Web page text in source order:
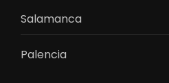
Salamanca
Palencia